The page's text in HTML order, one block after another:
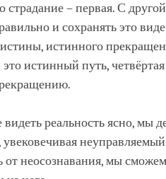
страдание – первая. С
и сохранять это
истинного
истинный путь,
реальность ясно, мы
увековечивая
неосознавания, мы